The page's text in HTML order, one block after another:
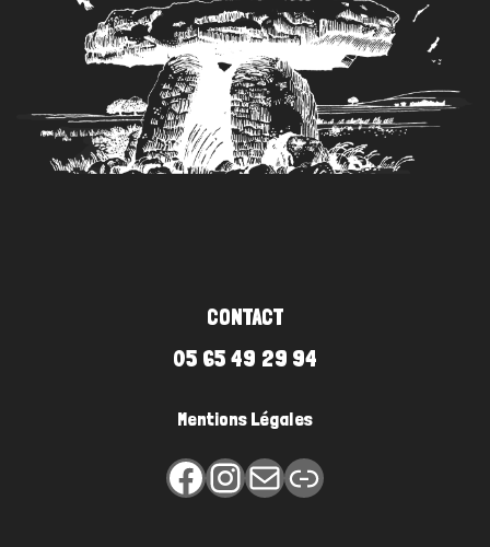
CONTACT
05 65 49 29 94
Mentions Légales
FacebookInstagram
E-mail Lien